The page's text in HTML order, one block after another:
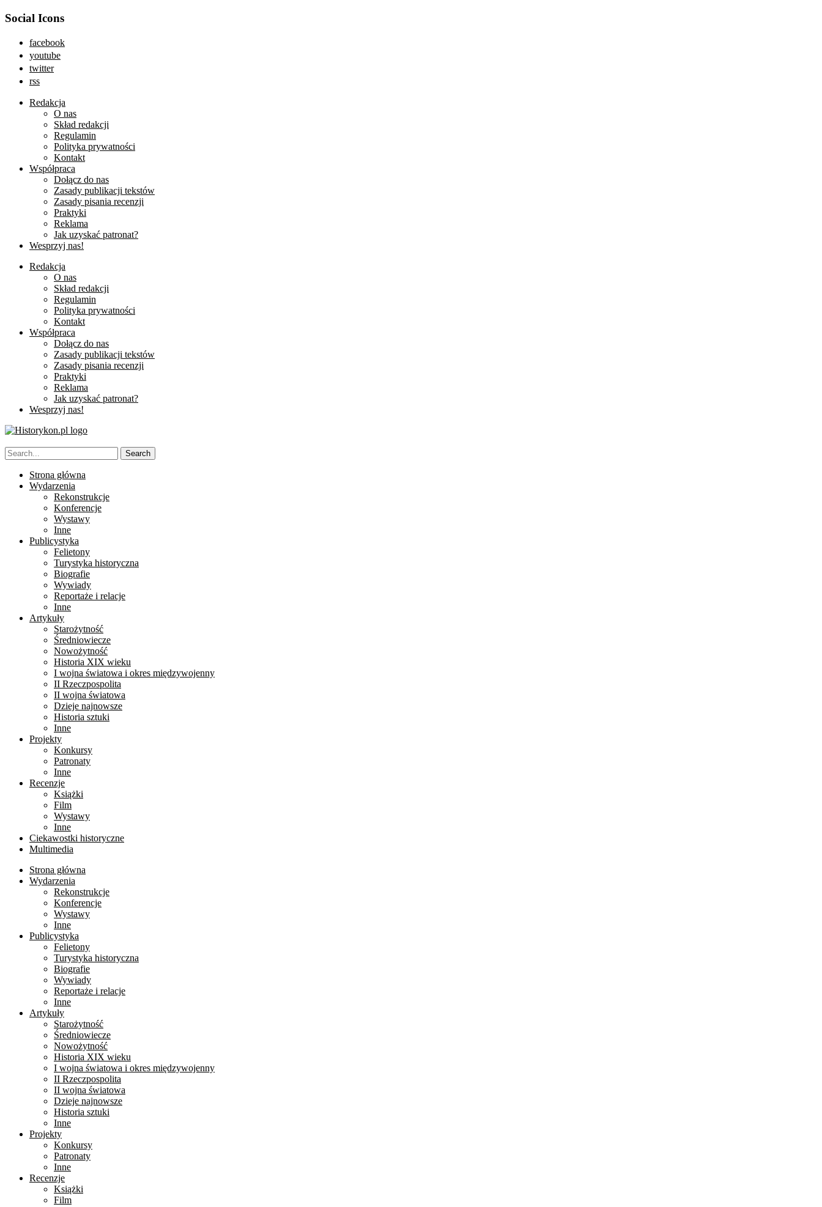
Social Icons
facebook
youtube
twitter
rss
Redakcja
O nas
Skład redakcji
Regulamin
Polityka prywatności
Kontakt
Współpraca
Dołącz do nas
Zasady publikacji tekstów
Zasady pisania recenzji
Praktyki
Reklama
Jak uzyskać patronat?
Wesprzyj nas!
Redakcja
O nas
Skład redakcji
Regulamin
Polityka prywatności
Kontakt
Współpraca
Dołącz do nas
Zasady publikacji tekstów
Zasady pisania recenzji
Praktyki
Reklama
Jak uzyskać patronat?
Wesprzyj nas!
Strona główna
Wydarzenia
Rekonstrukcje
Konferencje
Wystawy
Inne
Publicystyka
Felietony
Turystyka historyczna
Biografie
Wywiady
Reportaże i relacje
Inne
Artykuły
Starożytność
Średniowiecze
Nowożytność
Historia XIX wieku
I wojna światowa i okres międzywojenny
II Rzeczpospolita
II wojna światowa
Dzieje najnowsze
Historia sztuki
Inne
Projekty
Konkursy
Patronaty
Inne
Recenzje
Książki
Film
Wystawy
Inne
Ciekawostki historyczne
Multimedia
Strona główna
Wydarzenia
Rekonstrukcje
Konferencje
Wystawy
Inne
Publicystyka
Felietony
Turystyka historyczna
Biografie
Wywiady
Reportaże i relacje
Inne
Artykuły
Starożytność
Średniowiecze
Nowożytność
Historia XIX wieku
I wojna światowa i okres międzywojenny
II Rzeczpospolita
II wojna światowa
Dzieje najnowsze
Historia sztuki
Inne
Projekty
Konkursy
Patronaty
Inne
Recenzje
Książki
Film